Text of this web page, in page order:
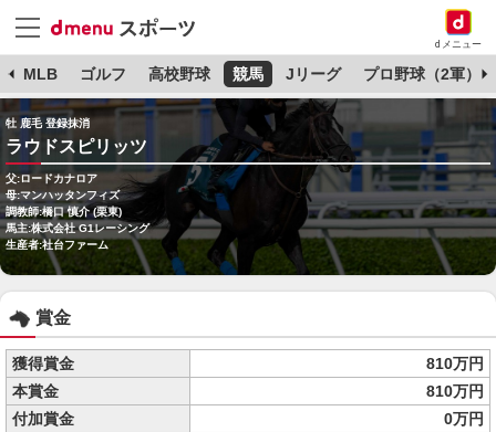
dメニュー
MLB ゴルフ 高校野球 競馬 Jリーグ プロ野球（2軍）
牡 鹿毛 登録抹消
ラウドスピリッツ
父:ロードカナロア
母:マンハッタンフィズ
調教師:橋口 慎介 (栗東)
馬主:株式会社 G1レーシング
生産者:社台ファーム
賞金
獲得賞金
810万円
本賞金
810万円
付加賞金
0万円